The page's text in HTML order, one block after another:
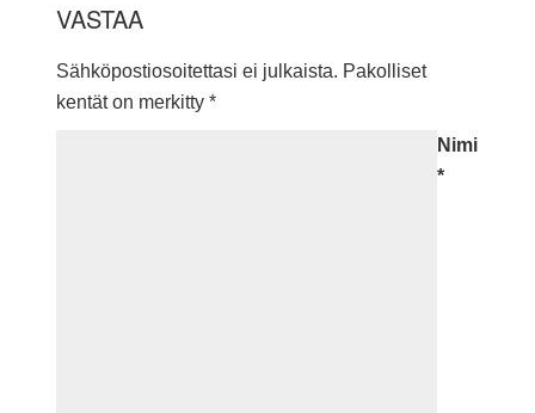
VASTAA
Sähköpostiosoitettasi ei julkaista. Pakolliset
kentät on merkitty *
Nimi
*